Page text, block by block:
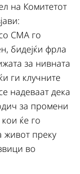
на Комитетот
СMA го
бидејќи фрла
за нивната
ги клучните
надеваат дека
за промени
ќе го
живот преку
во